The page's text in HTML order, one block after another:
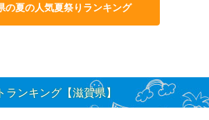
の夏の人気夏祭りランキング
ンキング【滋賀県】